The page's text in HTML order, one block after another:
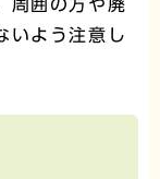
周囲の方や廃
いよう注意し